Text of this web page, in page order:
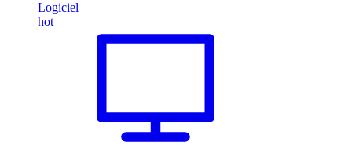
Logiciel
hot